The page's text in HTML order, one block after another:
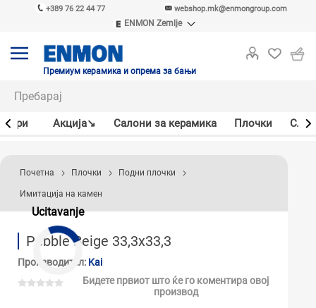
+389 76 22 44 77 webshop.mk@enmongroup.com
ENMON Zemlje
ENMON MKD
Премиум керамика и опрема за бањи
Акцијa↘ Салони за керамика Плочки
Ucitavanje
Почетна Плочки Подни плочки
Имитација на камен
Pebble Beige 33,3x33,3
Производител: Kai
Бидете првиот што ќе го коментира овој
производ